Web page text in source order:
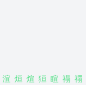
渲 烜 煊 狟 睻 禢 禤